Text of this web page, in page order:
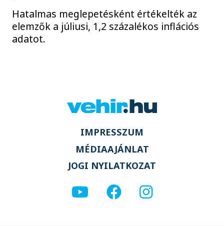
Hatalmas meglepetésként értékelték az
elemzők a júliusi, 1,2 százalékos inflációs
adatot.
IMPRESSZUM
MÉDIAAJÁNLAT
JOGI NYILATKOZAT